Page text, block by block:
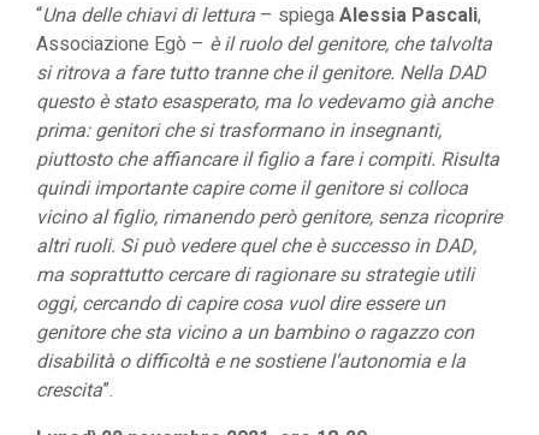
“Una delle chiavi di lettura – spiegaAlessia Pascali,
Associazione Egò – è il ruolo del genitore, che talvolta
si ritrova a fare tutto tranne che il genitore. Nella DAD
questo è stato esasperato, ma lo vedevamo già anche
prima: genitori che si trasformano in insegnanti,
piuttosto che affiancare il figlio a fare i compiti. Risulta
quindi importante capire come il genitore si colloca
vicino al figlio, rimanendo però genitore, senza ricoprire
altri ruoli. Si può vedere quel che è successo in DAD,
ma soprattutto cercare di ragionare su strategie utili
oggi, cercando di capire cosa vuol dire essere un
genitore che sta vicino a un bambino o ragazzo con
disabilità o difficoltà e ne sostiene l’autonomia e la
crescita”.